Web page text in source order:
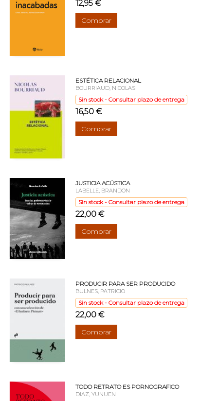
12,95 €
Comprar
ESTÉTICA RELACIONAL
BOURRIAUD, NICOLAS
Sin stock - Consultar plazo de entrega
16,50 €
Comprar
JUSTICIA ACÚSTICA
LABELLE, BRANDON
Sin stock - Consultar plazo de entrega
22,00 €
Comprar
PRODUCIR PARA SER PRODUCIDO
BULNES, PATRICIO
Sin stock - Consultar plazo de entrega
22,00 €
Comprar
TODO RETRATO ES PORNOGRAFICO
DIAZ, YUNUEN